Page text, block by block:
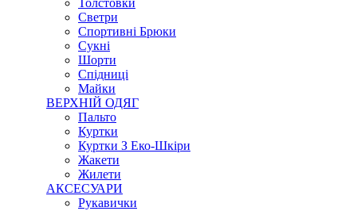
Толстовки
Светри
Спортивні Брюки
Сукні
Шорти
Спідниці
Майки
ВЕРХНІЙ ОДЯГ
Пальто
Куртки
Куртки З Еко-Шкіри
Жакети
Жилети
АКСЕСУАРИ
Рукавички